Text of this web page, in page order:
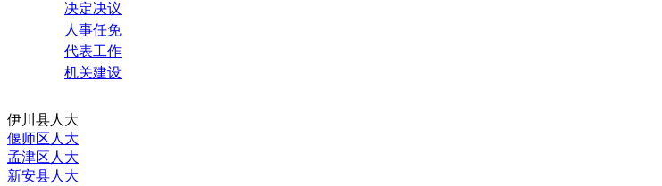
决定决议
人事任免
代表工作
机关建设
伊川县人大
偃师区人大
孟津区人大
新安县人大